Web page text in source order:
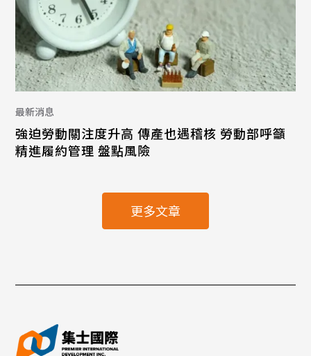
最新消息
強迫勞動關注度升高 傳產也遇稽核 勞動部呼籲
精進履約管理 盤點風險
更多文章